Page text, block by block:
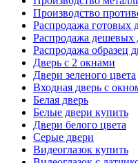
Производство
Распродажа готовых
Распродажа дешевых
Распродажа образец
Дверь с 2 окнами
Двери зеленого цвета
Входная дверь с
Белая дверь
Белые двери купить
Двери белого цвета
Серые двери
Видеоглазок купить